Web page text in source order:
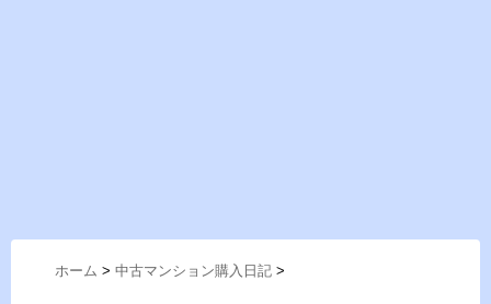
ホーム > 中古マンション購入日記 >